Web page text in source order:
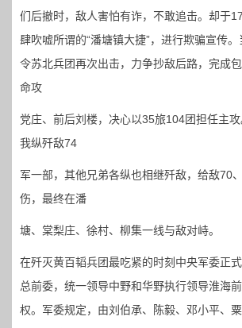
们后撤时，敌人害怕有诈，不敢追击。却于
肆吹嘘所谓的“潘塘镇大捷”，进行欺骗宣传
令苏北兵团再次出击，力争抄敌后路，完成
命攻
党庄、前后刘楼，决心以35旅104团担任主攻
我纵歼敌74
军一部，其他兄弟各纵也相继歼敌，给敌70
伤，最终在潘
塘、棠梨庄、徐村、柳集一线与敌对峙。
在歼灭黄百韬兵团最吃紧的时刻中央军委正
总前委，统一领导中野和华野执行领导淮海
权。军委规定，由刘伯承、陈毅、邓小平、